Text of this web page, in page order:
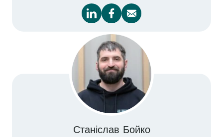
Станіслав Бойко